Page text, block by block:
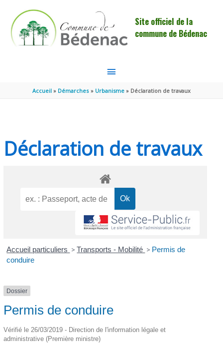
Site officiel de la
commune de Bédenac
MENU
PRINCIPAL
Accueil Démarches Urbanisme Déclaration de travaux
Déclaration de travaux
Accueil particuliers > Transports - Mobilité > Permis de
conduire
Dossier
Permis de conduire
Vérifié le 26/03/2019 - Direction de l'information légale et
administrative (Première ministre)